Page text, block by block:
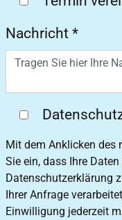
Nachricht *
Mit dem Anklicken des
Sie ein, dass Ihre
Datenschutzerklärung
Ihrer Anfrage
Einwilligung jederzeit